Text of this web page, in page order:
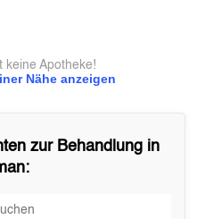
Nähe anzeigen
keine Apotheke!
zur Behandlung in
: